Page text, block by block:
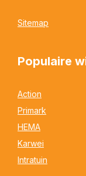
Sitemap
Populaire
Action
Primark
HEMA
Karwei
Intratuin